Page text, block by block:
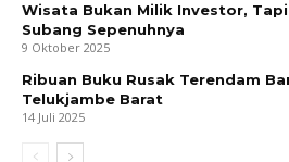
Wisata Bukan Milik Investor,
Subang Sepenuhnya
9 Oktober 2025
Ribuan Buku Rusak Terendam
Telukjambe Barat
14 Juli 2025